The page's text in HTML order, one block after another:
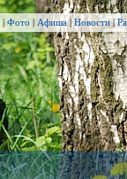
| Фото | Афиша|Новости|